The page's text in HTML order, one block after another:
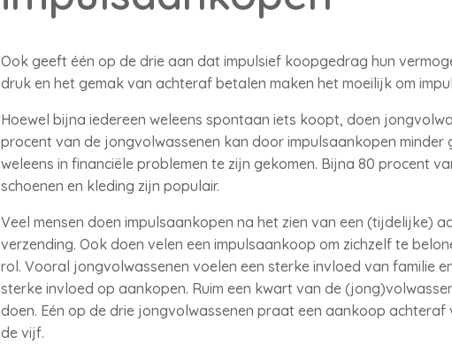
Ook geeft één op de drie aan dat impulsief koopgedrag hun
druk en het gemak van achteraf betalen maken het moeilijk om
Hoewel bijna iedereen weleens spontaan iets koopt, doen
procent van de jongvolwassenen kan door impulsaankopen
weleens in financiële problemen te zijn gekomen. Bijna 80 procent
schoenen en kleding zijn populair.
Veel mensen doen impulsaankopen na het zien van een (tijdelijke)
verzending. Ook doen velen een impulsaankoop om zichzelf te
rol. Vooral jongvolwassenen voelen een sterke invloed van familie
sterke invloed op aankopen. Ruim een kwart van de
doen. Eén op de drie jongvolwassenen praat een aankoop
de vijf.